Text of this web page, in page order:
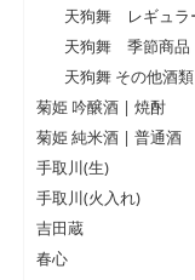
天狗舞 レギュラ
天狗舞 季節商品
天狗舞 その他酒類
菊姫 吟醸酒 | 焼酎
菊姫 純米酒 | 普通酒
手取川(生)
手取川(火入れ)
吉田蔵
春心